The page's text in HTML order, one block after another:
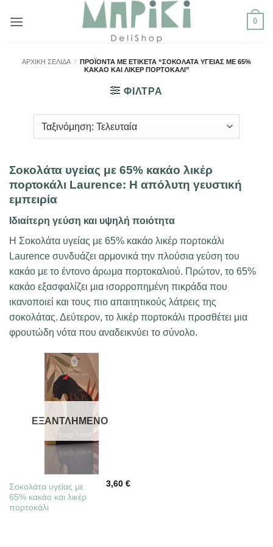
στο
0
ΑΡΧΙΚΉ ΣΕΛΊΔΑ / ΠΡΟΪΌΝΤΑ ΜΕ ΕΤΙΚΈΤΑ “ΣΟΚΟΛΆΤΑ ΥΓΕΊΑΣ ΜΕ 65
% ΚΑΚΆΟ ΚΑΙ ΛΙΚΈΡ ΠΟΡΤΟΚΆΛΙ”
ΦΙΛΤΡΑ
Σοκολάτα υγείας με 65% κακάο λικέρ
πορτοκάλι Laurence: Η απόλυτη γευστική
εμπειρία
Ιδιαίτερη γεύση και υψηλή ποιότητα
Η Σοκολάτα υγείας με 65% κακάο λικέρ πορτοκάλι
Laurence συνδυάζει αρμονικά την πλούσια γεύση του
κακάο με το έντονο άρωμα πορτοκαλιού. Πρώτον, το 65%
κακάο εξασφαλίζει μια ισορροπημένη πικράδα που
ικανοποιεί και τους πιο απαιτητικούς λάτρεις της
σοκολάτας. Δεύτερον, το λικέρ πορτοκάλι προσθέτει μια
φρουτώδη νότα που αναδεικνύει το σύνολο.
ΕΞΑΝΤΛΗΜΈΝΟ
Σοκολάτα υγείας με
65% κακάο και λικέρ
πορτοκάλι
3,60€